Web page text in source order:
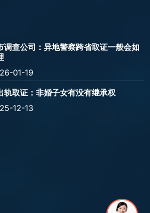
调查公司：异地警察跨省取证一般会如
01-19
轨取证：非婚子女有没有继承权
12-13